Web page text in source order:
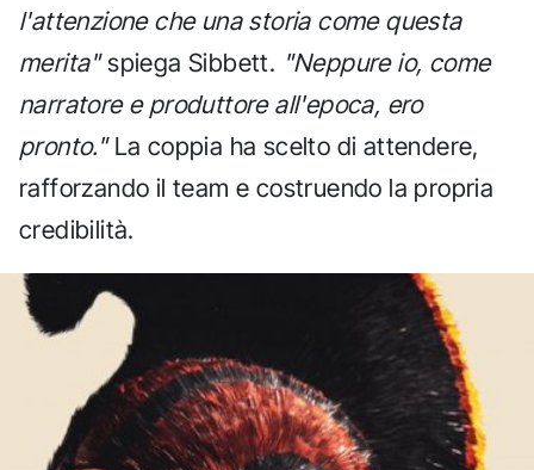
l'attenzione che una storia come questa
merita"spiega Sibbett. "Neppure io, come
narratore e produttore all'epoca, ero
pronto."La coppia ha scelto di attendere,
rafforzando il team e costruendo la propria
credibilità.